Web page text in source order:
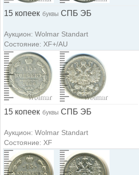
15 копеек буквы СПБ ЭБ
Аукцион: Wolmar Standart
Состояние: XF+/AU
15 копеек буквы СПБ ЭБ
Аукцион: Wolmar Standart
Состояние: XF